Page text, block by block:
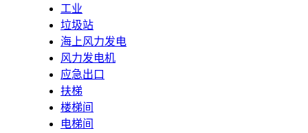
工业
垃圾站
海上风力发电
风力发电机
应急出口
扶梯
楼梯间
电梯间